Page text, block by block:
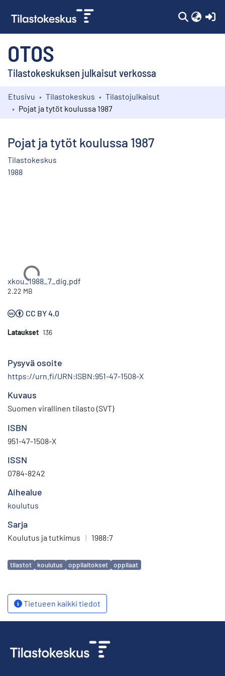
OTOS
Tilastokeskuksen julkaisut verkossa
Kokoelmat
Etusivu Tilastokeskus
Tilastojulkaisut
Pojat ja tytöt koulussa 1987
Pojat ja tytöt koulussa 1987
Tilastokeskus
1988
Ladataan...
xkou_1988_7_dig.pdf
2.22 MB
CC BY 4.0
Lataukset 136
Pysyvä osoite
https://urn.fi/URN:ISBN:951-47-1508-X
Kuvaus
Suomen virallinen tilasto (SVT)
ISBN
951-47-1508-X
ISSN
0784-8242
Aihealue
koulutus
Sarja
Koulutus ja tutkimus | 1988:7
Avainsanat
tilastot koulutus oppilaitokset oppilaat
Tietueen kaikki tiedot